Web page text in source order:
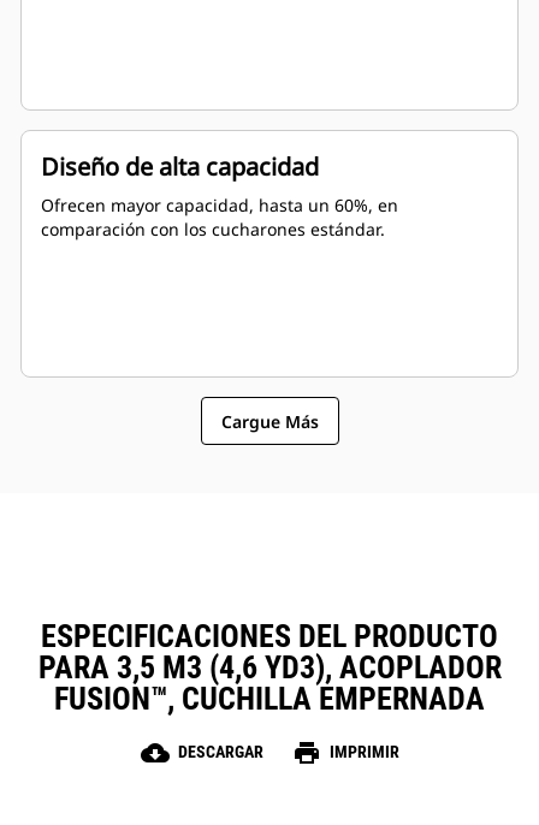
Diseño de alta capacidad
Ofrecen mayor capacidad, hasta un 60%, en
comparación con los cucharones estándar.
Cargue Más
ESPECIFICACIONES DEL PRODUCTO
PARA 3,5 M3 (4,6 YD3), ACOPLADOR
FUSION™, CUCHILLA EMPERNADA
cloud_download DESCARGAR print IMPRIMIR